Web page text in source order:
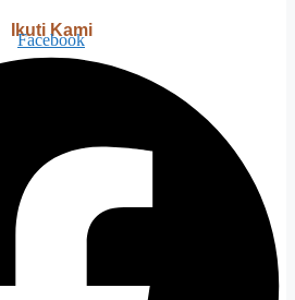
Ikuti Kami
Facebook